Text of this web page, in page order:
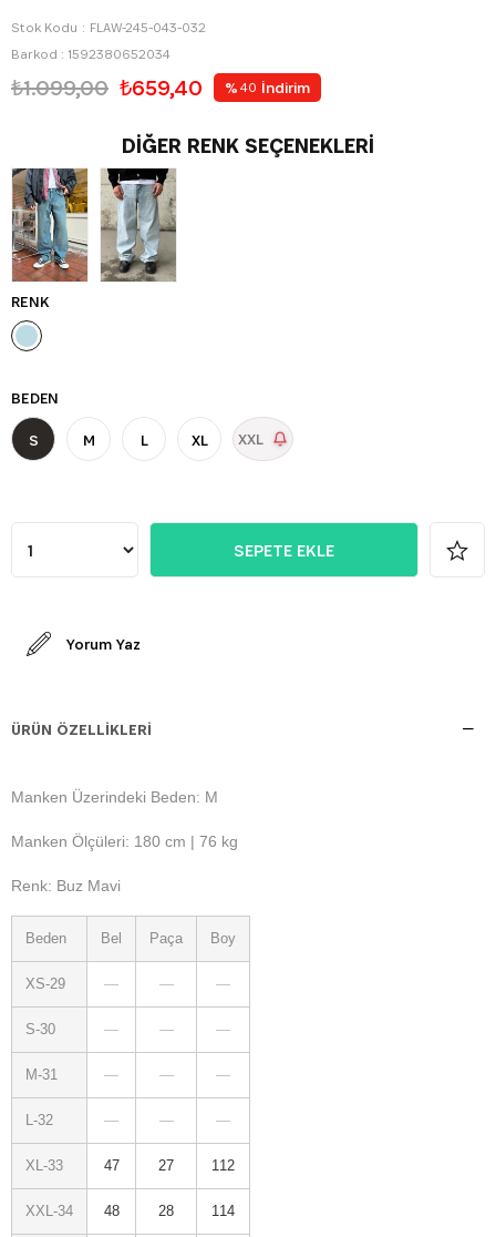
Stok Kodu
FLAW-245-043-032
Barkod : 1592380652034
₺1.099,00 ₺659,40 % 40 İndirim
DIĞER RENK SEÇENEKLERI
RENK
BEDEN
S M L XL XXL
Yorum Yaz
ÜRÜN ÖZELLIKLERI
Manken Üzerindeki Beden: M
Manken Ölçüleri: 180 cm | 76 kg
Renk: Buz Mavi
Beden Bel Paça Boy
XS-29 — — —
S-30 — — —
M-31 — — —
L-32 — — —
XL-33 47 27 112
XXL-34 48 28 114